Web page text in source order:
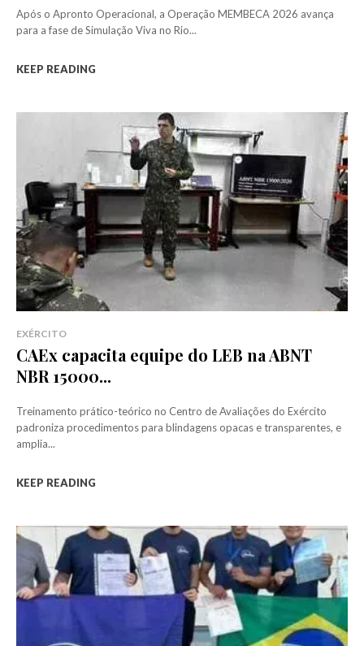
Após o Apronto Operacional, a Operação MEMBECA 2026 avança
para a fase de Simulação Viva no Rio...
KEEP READING
EXÉRCITO
CAEx capacita equipe do LEB na ABNT
NBR 15000...
Treinamento prático-teórico no Centro de Avaliações do Exército
padroniza procedimentos para blindagens opacas e transparentes, e
amplia...
KEEP READING